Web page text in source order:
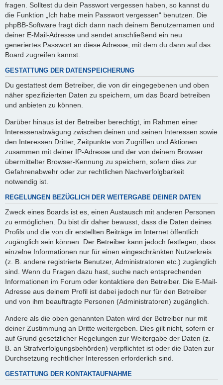
fragen. Solltest du dein Passwort vergessen haben, so kannst du
die Funktion „Ich habe mein Passwort vergessen“ benutzen. Die
phpBB-Software fragt dich dann nach deinem Benutzernamen und
deiner E-Mail-Adresse und sendet anschließend ein neu
generiertes Passwort an diese Adresse, mit dem du dann auf das
Board zugreifen kannst.
GESTATTUNG DER DATENSPEICHERUNG
Du gestattest dem Betreiber, die von dir eingegebenen und oben
näher spezifizierten Daten zu speichern, um das Board betreiben
und anbieten zu können.
Darüber hinaus ist der Betreiber berechtigt, im Rahmen einer
Interessenabwägung zwischen deinen und seinen Interessen sowie
den Interessen Dritter, Zeitpunkte von Zugriffen und Aktionen
zusammen mit deiner IP-Adresse und der von deinem Browser
übermittelter Browser-Kennung zu speichern, sofern dies zur
Gefahrenabwehr oder zur rechtlichen Nachverfolgbarkeit
notwendig ist.
REGELUNGEN BEZÜGLICH DER WEITERGABE DEINER DATEN
Zweck eines Boards ist es, einen Austausch mit anderen Personen
zu ermöglichen. Du bist dir daher bewusst, dass die Daten deines
Profils und die von dir erstellten Beiträge im Internet öffentlich
zugänglich sein können. Der Betreiber kann jedoch festlegen, dass
einzelne Informationen nur für einen eingeschränkten Nutzerkreis
(z. B. andere registrierte Benutzer, Administratoren etc.) zugänglich
sind. Wenn du Fragen dazu hast, suche nach entsprechenden
Informationen im Forum oder kontaktiere den Betreiber. Die E-Mail-
Adresse aus deinem Profil ist dabei jedoch nur für den Betreiber
und von ihm beauftragte Personen (Administratoren) zugänglich.
Andere als die oben genannten Daten wird der Betreiber nur mit
deiner Zustimmung an Dritte weitergeben. Dies gilt nicht, sofern er
auf Grund gesetzlicher Regelungen zur Weitergabe der Daten (z.
B. an Strafverfolgungsbehörden) verpflichtet ist oder die Daten zur
Durchsetzung rechtlicher Interessen erforderlich sind.
GESTATTUNG DER KONTAKTAUFNAHME